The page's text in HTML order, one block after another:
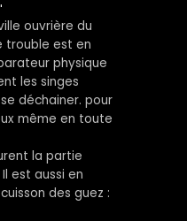
ouvrière du
trouble est en
physique
les singes
déchainer. pour
même en toute
la partie
est aussi en
des guez :